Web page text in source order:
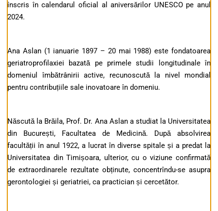
înscris în calendarul oficial al aniversărilor UNESCO pe anul
2024.
Ana Aslan (1 ianuarie 1897 – 20 mai 1988) este fondatoarea
geriatroprofilaxiei bazată pe primele studii longitudinale în
domeniul îmbătrânirii active, recunoscută la nivel mondial
pentru contribuțiile sale inovatoare în domeniu.
Născută la Brăila, Prof. Dr. Ana Aslan a studiat la Universitatea
din București, Facultatea de Medicină. După absolvirea
facultății în anul 1922, a lucrat în diverse spitale și a predat la
Universitatea din Timișoara, ulterior, cu o viziune confirmată
de extraordinarele rezultate obținute, concentrîndu-se asupra
gerontologiei și geriatriei, ca practician și cercetător.